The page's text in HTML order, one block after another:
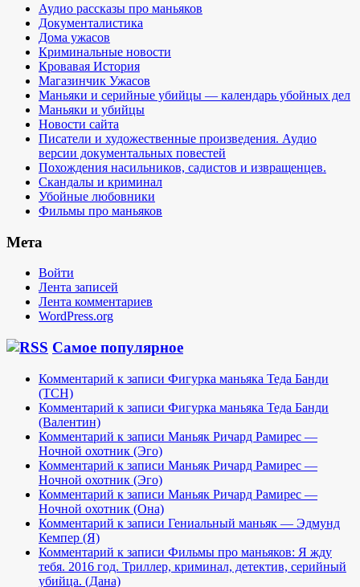
Аудио рассказы про маньяков
Документалистика
Дома ужасов
Криминальные новости
Кровавая История
Магазинчик Ужасов
Маньяки и серийные убийцы — календарь убойных дел
Маньяки и убийцы
Новости сайта
Писатели и художественные произведения. Аудио
версии документальных повестей
Похождения насильников, садистов и извращенцев.
Скандалы и криминал
Убойные любовники
Фильмы про маньяков
Мета
Войти
Лента записей
Лента комментариев
WordPress.org
Самое популярное
Комментарий к записи Фигурка маньяка Теда Банди
(TCH)
Комментарий к записи Фигурка маньяка Теда Банди
(Валентин)
Комментарий к записи Маньяк Ричард Рамирес —
Ночной охотник (Эго)
Комментарий к записи Маньяк Ричард Рамирес —
Ночной охотник (Эго)
Комментарий к записи Маньяк Ричард Рамирес —
Ночной охотник (Она)
Комментарий к записи Гениальный маньяк — Эдмунд
Кемпер (Я)
Комментарий к записи Фильмы про маньяков: Я жду
тебя. 2016 год. Триллер, криминал, детектив, серийный
убийца. (Дана)